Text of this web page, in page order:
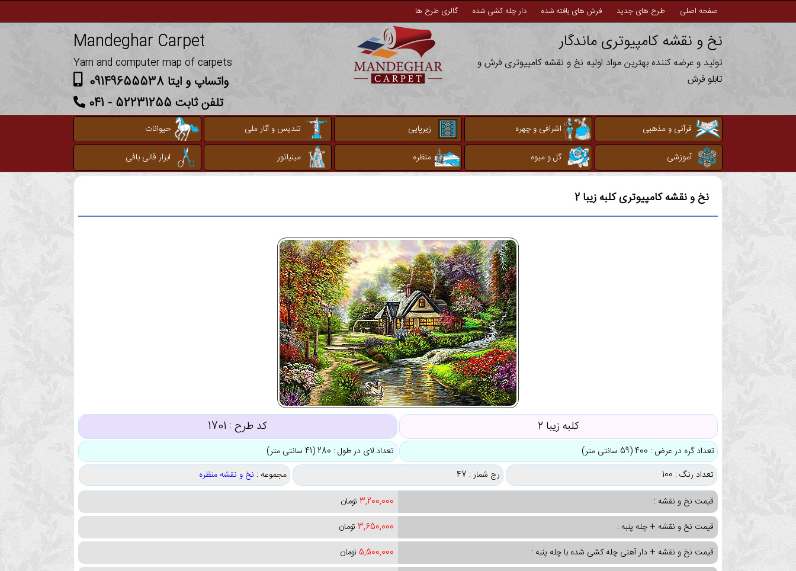
صفحه اصلی طرح های جدید فرش های بافته شده دار چله کشی شده گالری طرح ها
نخ و نقشه کامپیوتری ماندگار
تولید و عرضه کننده بهترین مواد اولیه نخ و نقشه کامپیوتری فرش و
تابلو فرش
Mandeghar Carpet
Yarn and computer map of carpets
واتساپ و ایتا 09149655538
تلفن ثابت 52231255 - 041
قرآنی و مذهبی اشرافی و چهره زیرپایی تندیس و آثار ملی
حیوانات
آموزشی
گل و میوه منظره مینیاتور ابزار قالی بافی
نخ و نقشه کامپیوتریکلبه زیبا 2
کلبه زیبا 2 کد طرح : 1701
تعداد گره در عرض : 400 (59 سانتی متر)
تعداد لای در طول : 280 (41 سانتی متر)
تعداد رنگ : 100
رج شمار : 47 مجموعه : نخ و نقشه منظره
قیمت نخ و نقشه :
3,200,000 تومان
قیمت نخ و نقشه + چله پنبه :
3,650,000 تومان
قیمت نخ و نقشه + دار آهنی چله کشی شده با چله پنبه :
5,500,000 تومان